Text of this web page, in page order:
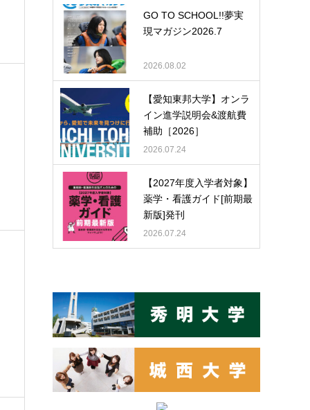
GO TO SCHOOL!!夢実
現マガジン2026.7
2026.08.02
【愛知東邦大学】オンラ
イン進学説明会&渡航費
補助［2026］
2026.07.24
【2027年度入学者対象】
薬学・看護ガイド[前期最
新版]発刊
2026.07.24